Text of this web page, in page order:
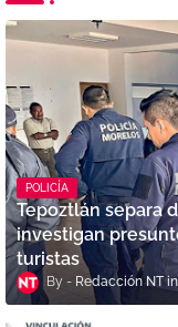
POLICÍA
Tepoztlán separa
investigan
turistas
Redacción NT